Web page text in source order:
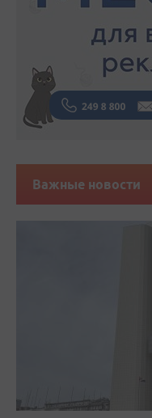
Важные новости